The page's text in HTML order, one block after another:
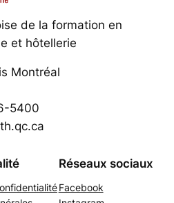
de la formation en
et hôtellerie
Montréal
5400
Réseaux sociaux
Facebook